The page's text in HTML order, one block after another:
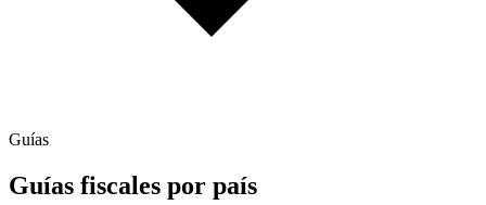
Guías
Guías fiscales por país